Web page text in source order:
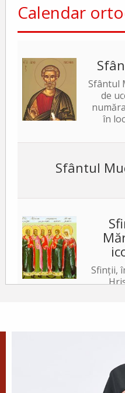
Calendar
Sfântul
de
în
Sfântul
Sfinții,
✝)